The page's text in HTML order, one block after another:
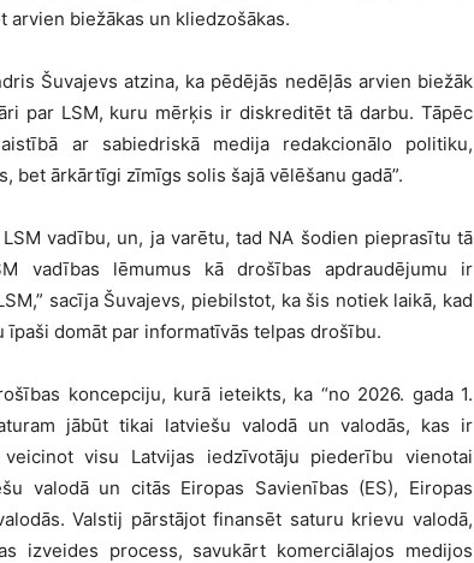
biežākas un kliedzošākas.
Šuvajevs atzina, ka pēdējās nedēļās arvien biežāk
par LSM, kuru mērķis ir diskreditēt tā darbu. Tāpēc
ar sabiedriskā medija redakcionālo politiku,
bet ārkārtīgi zīmīgs solis šajā vēlēšanu gadā”.
vadību, un, ja varētu, tad NA šodien pieprasītu tā
vadības lēmumus kā drošības apdraudējumu ir
sacīja Šuvajevs, piebilstot, ka šis notiek laikā, kad
domāt par informatīvās telpas drošību.
koncepciju, kurā ieteikts, ka “no 2026. gada 1.
jābūt tikai latviešu valodā un valodās, kas ir
visu Latvijas iedzīvotāju piederību vienotai
valodā un citās Eiropas Savienības (ES), Eiropas
Valstij pārstājot finansēt saturu krievu valodā,
izveides process, savukārt komerciālajos medijos